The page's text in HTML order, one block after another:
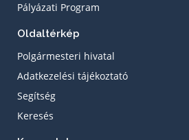
Pályázati Program
Oldaltérkép
Polgármesteri hivatal
Adatkezelési tájékoztató
Segítség
Keresés